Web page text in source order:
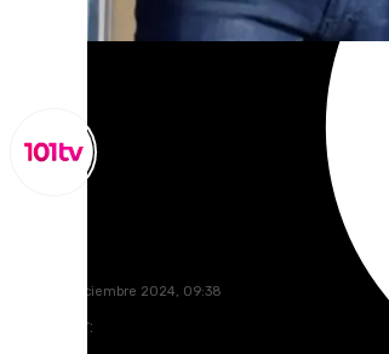
lunes, 23 diciembre 2024, 09:38
Compartir: